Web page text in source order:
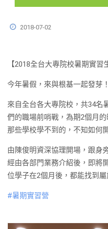
2018-07-02
【2018全台大專院校暑期實習
今年暑假，來與根基一起發芽！
來自全台各大專院校，共34名
們的職場前哨戰，為期2個月
那些學校學不到的，不知如何
由陳俊明資深協理開場，跟身
經由各部門業務介紹後，即將
位學子在2個月後，都能找到
#暑期實習營